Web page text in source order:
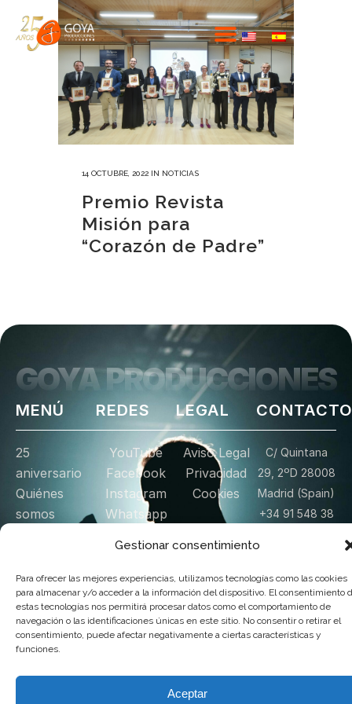
Gestionar consentimiento
Para ofrecer las mejores experiencias, utilizamos tecnologías como las cookies
para almacenar y/o acceder a la información del dispositivo. El consentimiento
estas tecnologías nos permitirá procesar datos como el comportamiento de
navegación o las identificaciones únicas en este sitio. No consentir o retirar el
consentimiento, puede afectar negativamente a ciertas características y
funciones.
Aceptar
14 OCTUBRE, 2022 IN NOTICIAS
Premio Revista
Misión para
“Corazón de Padre”
GOYA PRODUCCIONES
MENÚ
25
aniversario
Quiénes
somos
Licencias de
Proyección
Tienda
Donación
REDES
YouTube
Facebook
Instagram
Whatsapp
LEGAL
Aviso Legal
Privacidad
Cookies
CONTACTO
C/ Quintana
29, 2ºD 28008
Madrid (Spain)
+34 91 548 38
Enviar
mensaje